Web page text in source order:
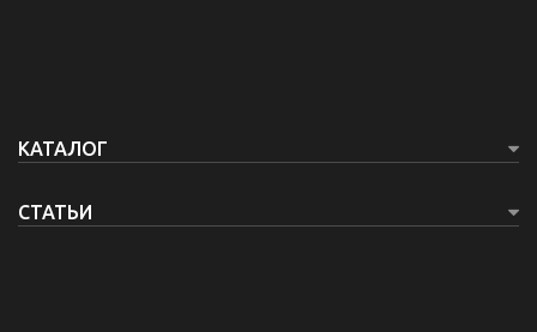
КАТАЛОГ
СТАТЬИ